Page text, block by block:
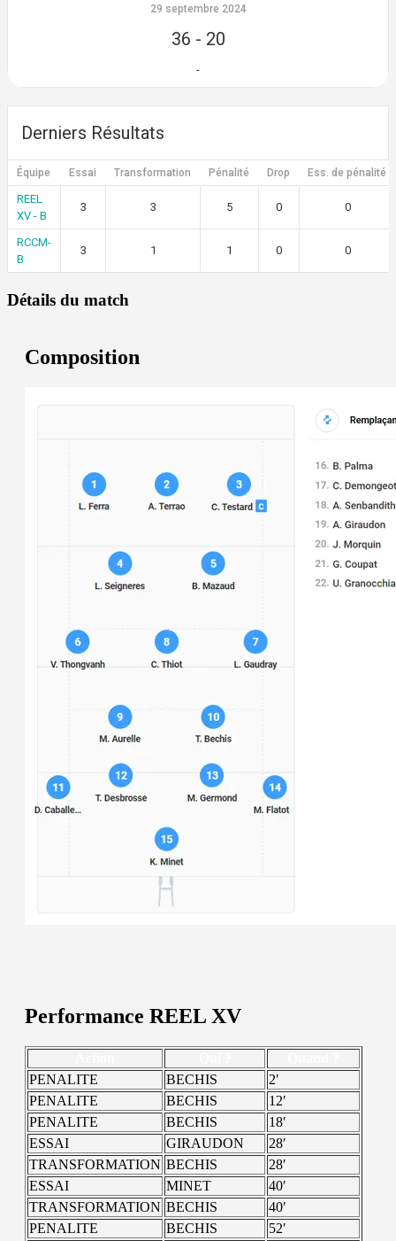
29 septembre 2024
36 - 20
-
Derniers Résultats
Équipe Essai Transformation Pénalité Drop Ess. de pénalité
REEL
XV - B
3 3 5 0 0
RCCM-
B
3 1 1 0 0
Détails du match
Composition
Performance REEL XV
PENALITE
BECHIS
2′
PENALITE
BECHIS
12′
PENALITE
BECHIS
18′
ESSAI
GIRAUDON
28′
TRANSFORMATION BECHIS
28′
ESSAI
MINET
40′
TRANSFORMATION BECHIS
40′
PENALITE
BECHIS
52′